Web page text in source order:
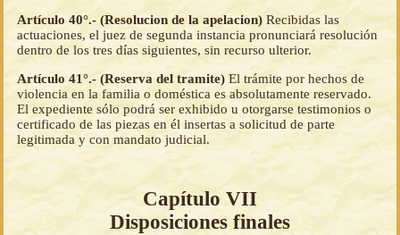
Artículo 40°.- (Resolucion de la apelacion) Recibidas las
actuaciones, el juez de segunda instancia pronunciará resolución
dentro de los tres días siguientes, sin recurso ulterior.
Artículo 41°.- (Reserva del tramite) El trámite por hechos de
violencia en la familia o doméstica es absolutamente reservado.
El expediente sólo podrá ser exhibido u otorgarse testimonios o
certificado de las piezas en él insertas a solicitud de parte
legitimada y con mandato judicial.
Capítulo VII
Disposiciones finales